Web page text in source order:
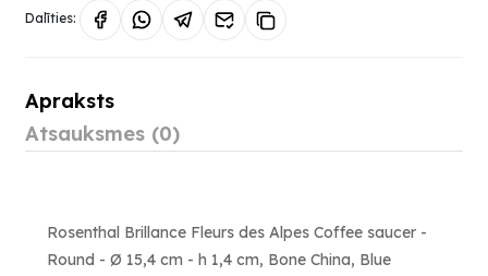
Dalīties:
Apraksts
Atsauksmes (0)
Rosenthal Brillance Fleurs des Alpes Coffee saucer -
Round - Ø 15,4 cm - h 1,4 cm, Bone China, Blue